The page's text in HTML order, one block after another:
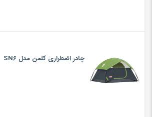
چادر اضطراری کلمن مدل SN6